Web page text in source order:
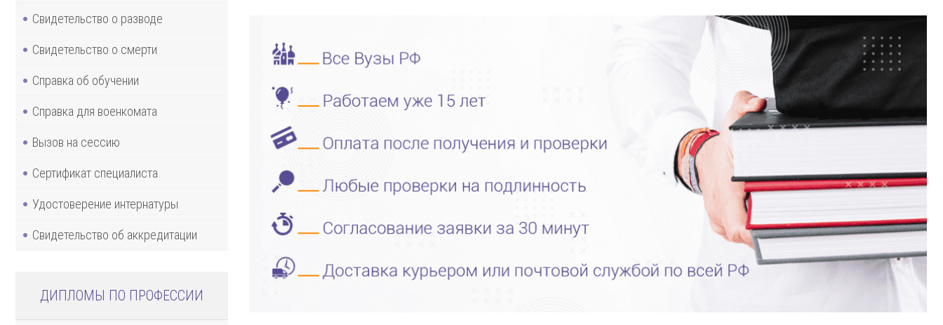
Свидетельство о разводе
Свидетельство о смерти
Справка об обучении
Справка для военкомата
Вызов на сессию
Сертификат специалиста
Удостоверение интернатуры
Свидетельство об аккредитации
ДИПЛОМЫ ПО ПРОФЕССИИ